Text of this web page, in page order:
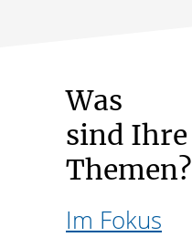
Was
sind Ihre
Themen?
Im Fokus